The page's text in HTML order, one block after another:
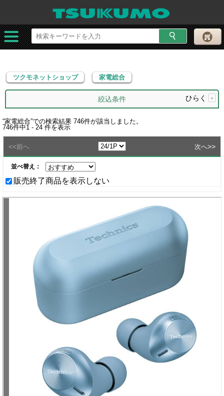
ツクモネットショップ 家電総合
ツクモネットショップ 家電総合
絞込条件 ひらく +
“家電総合”での検索結果 746件が該当しました。
746件中1 - 24 件を表示
<<前へ 次へ>>
並べ替え：
販売終了商品を表示しない